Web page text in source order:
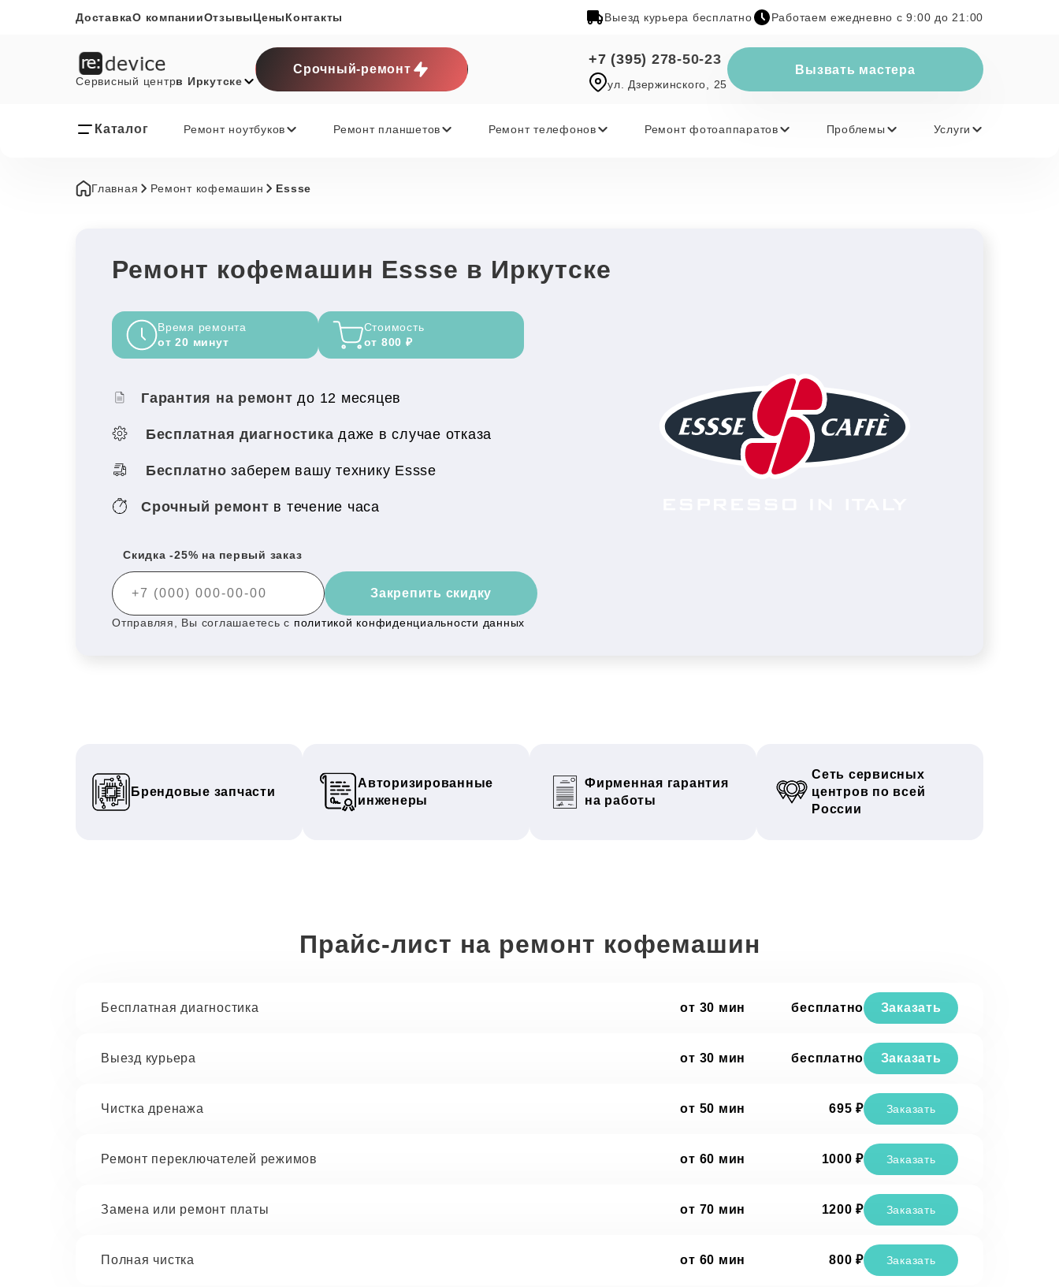
ДоставкаО компанииОтзывыЦеныКонтакты Выезд курьера бесплатно Работаем ежедневно с 9:00 до 21:00
Сервисный центрв Иркутске
Срочный-ремонт
+7 (395) 278-50-23
ул. Дзержинского, 25
Вызвать мастера
Каталог Ремонт ноутбуков Ремонт планшетов Ремонт телефонов Ремонт фотоаппаратов Проблемы Услуги
Главная Ремонт кофемашин Essse
Ремонт кофемашин Essse в Иркутске
Время ремонта
от 20 минут
Стоимость
от 800 ₽
Гарантия на ремонтдо 12 месяцев
Бесплатная диагностика даже в случае отказа
Бесплатно заберем вашу технику Essse
Срочный ремонт в течение часа
Скидка -25% на первый заказ
Закрепить скидку
Отправляя, Вы соглашаетесь с политикой конфиденциальности данных
Брендовые запчасти
Авторизированные
инженеры
Фирменная гарантия
на работы
Сеть сервисных
центров по всей
России
Прайс-лист на ремонт кофемашин
Бесплатная диагностика от 30 мин бесплатно Заказать
Выезд курьера от 30 мин бесплатно Заказать
Чистка дренажа от 50 мин 695 ₽ Заказать
Ремонт переключателей режимов от 60 мин 1000 ₽ Заказать
Замена или ремонт платы от 70 мин 1200 ₽ Заказать
Полная чистка от 60 мин 800 ₽ Заказать